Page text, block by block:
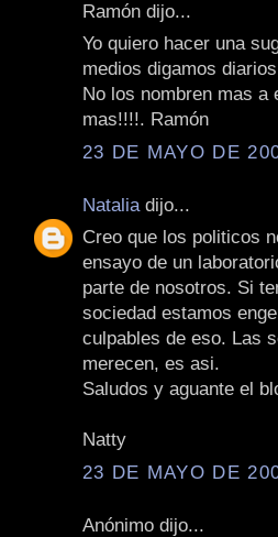
Ramón dijo...
Yo quiero hacer una
medios digamos
No los nombren mas a
mas!!!!. Ramón
23 DE MAYO DE
Natalia dijo...
Creo que los politicos
ensayo de un
parte de nosotros. Si
sociedad estamos
culpables de eso. Las
merecen, es asi.
Saludos y aguante el
Natty
23 DE MAYO DE
Anónimo dijo...